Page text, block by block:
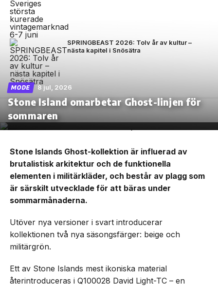
SPRINGBEAST 2026: Tolv år av kultur –
nästa kapitel i Snösätra
MODE 8 jul, 2026
Stone Island omarbetar Ghost-linjen för
sommaren
Stone Islands Ghost-kollektion är influerad av
brutalistisk arkitektur och de funktionella
elementen i militärkläder, och består av plagg som
är särskilt utvecklade för att bäras under
sommarmånaderna.
Utöver nya versioner i svart introducerar
kollektionen två nya säsongsfärger: beige och
militärgrön.
Ett av Stone Islands mest ikoniska material
återintroduceras i Q100028 David Light-TC – en